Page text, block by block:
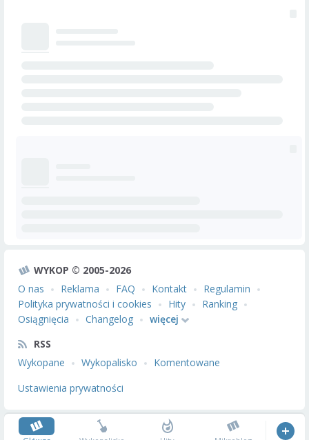
WYKOP © 2005-2026
O nas
Reklama FAQ Kontakt
Regulamin
Polityka prywatności i cookies
Hity
Ranking
Osiągnięcia
Changelog
więcej
RSS
Wykopane
Wykopalisko
Komentowane
Ustawienia prywatności